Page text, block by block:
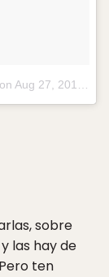
on Aug 27, 2016 at 2:26pm PDT
sobre
y las hay de
ten